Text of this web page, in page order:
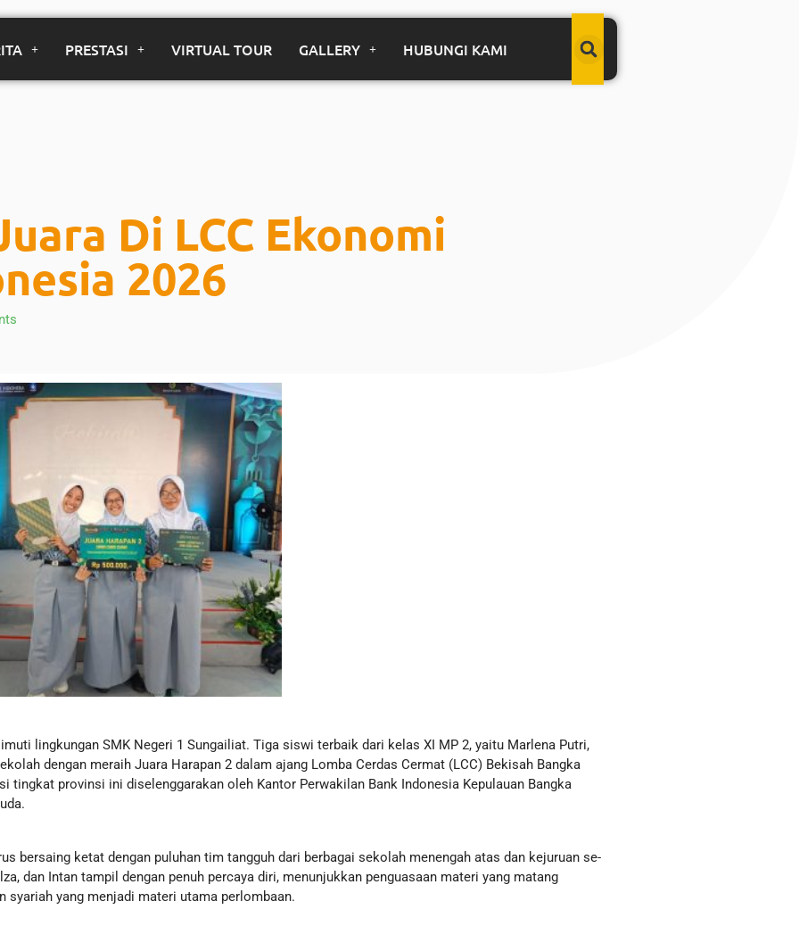
PRESTASI VIRTUAL TOUR GALLERY HUBUNGI KAMI
Di LCC Ekonomi
2026
lingkungan SMK Negeri 1 Sungailiat. Tiga siswi terbaik dari kelas XI MP 2, yaitu Marlena Putri,
dengan meraih Juara Harapan 2 dalam ajang Lomba Cerdas Cermat (LCC) Bekisah Bangka
tingkat provinsi ini diselenggarakan oleh Kantor Perwakilan Bank Indonesia Kepulauan Bangka
bersaing ketat dengan puluhan tim tangguh dari berbagai sekolah menengah atas dan kejuruan se-
dan Intan tampil dengan penuh percaya diri, menunjukkan penguasaan materi yang matang
syariah yang menjadi materi utama perlombaan.